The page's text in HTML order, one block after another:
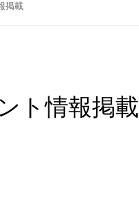
掲載
ト情報掲載